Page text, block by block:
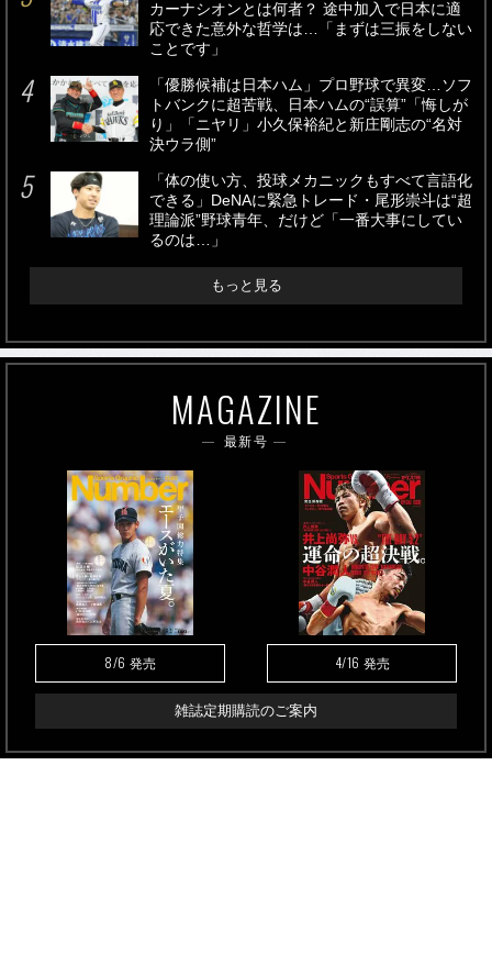
カーナシオンとは何者？ 途中加入で日本に適
応できた意外な哲学は…「まずは三振をしない
ことです」
「優勝候補は日本ハム」プロ野球で異変…ソフ
トバンクに超苦戦、日本ハムの“誤算”「悔しが
り」「ニヤリ」小久保裕紀と新庄剛志の“名対
決ウラ側”
「体の使い方、投球メカニックもすべて言語化
できる」DeNAに緊急トレード・尾形崇斗は“超
理論派”野球青年、だけど「一番大事にしてい
るのは…」
もっと見る
MAGAZINE
最新号
8/6 発売 4/16 発売
雑誌定期購読のご案内